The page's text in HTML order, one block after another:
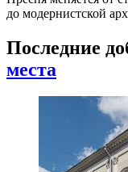
до модернистской
Последние
места